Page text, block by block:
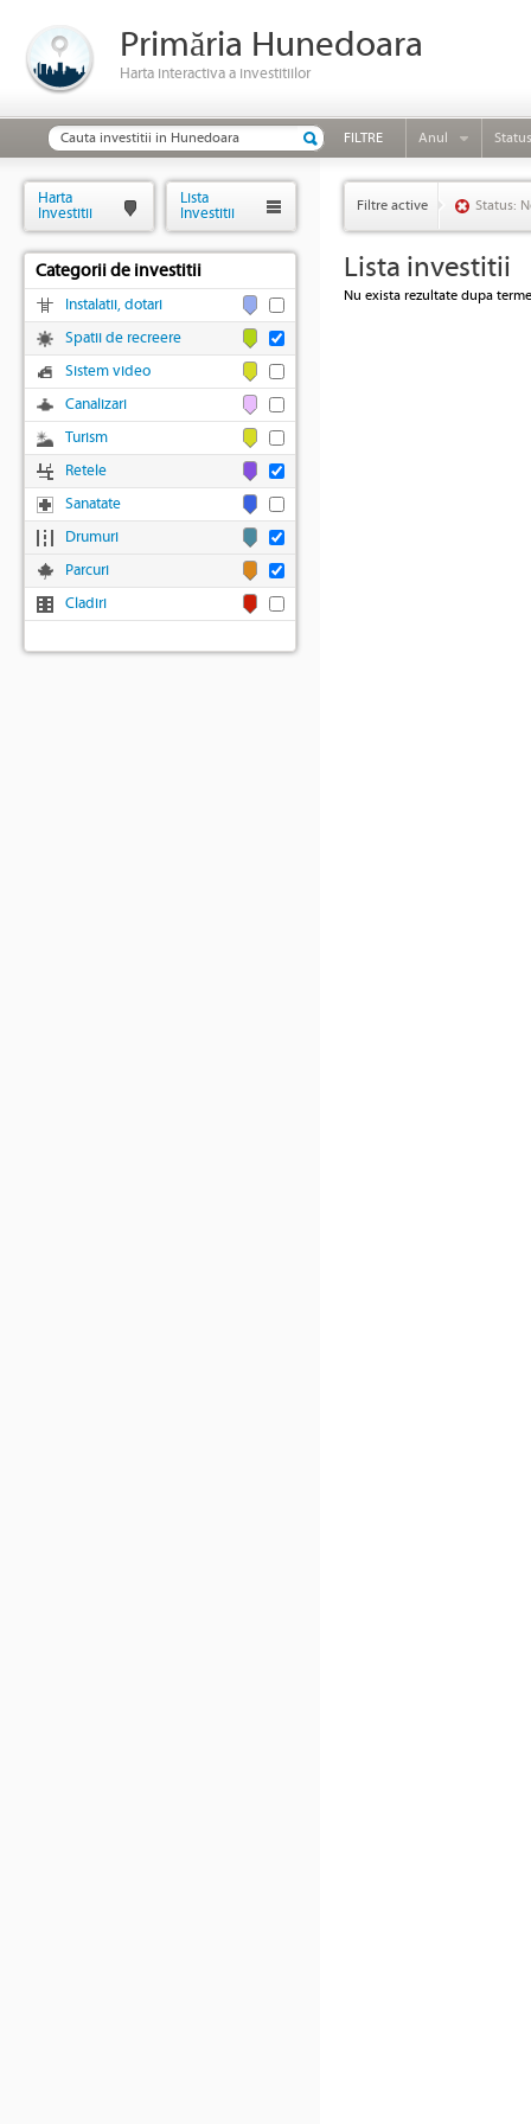
Primăria Hunedoara
Harta interactiva a investitiilor
FILTRE Anul Status
Filtre active Status:
Lista investitii
Nu exista rezultate dupa
Harta
Investitii
Lista
Investitii
Categorii de investitii
Instalatii, dotari
Spatii de recreere
Sistem video
Canalizari
Turism
Retele
Sanatate
Drumuri
Parcuri
Cladiri